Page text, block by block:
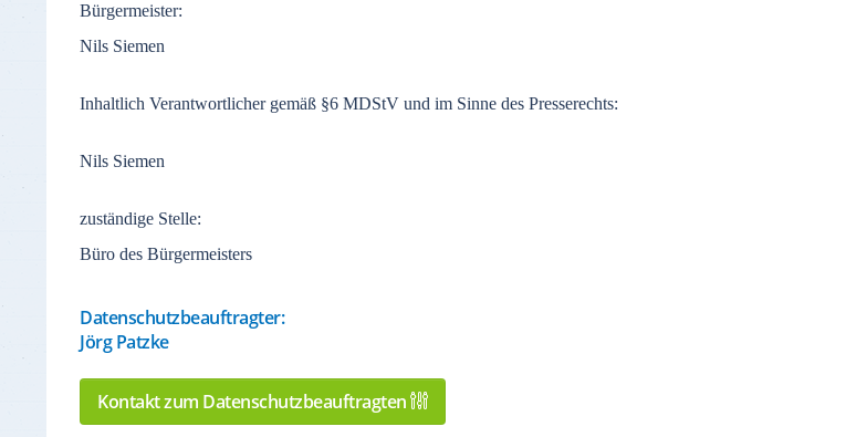
Bürgermeister:
Nils Siemen
Inhaltlich Verantwortlicher gemäß §6 MDStV und im Sinne des Presserechts:
Nils Siemen
zuständige Stelle:
Büro des Bürgermeisters
Datenschutzbeauftragter:
Jörg Patzke
Kontakt zum Datenschutzbeauftragten